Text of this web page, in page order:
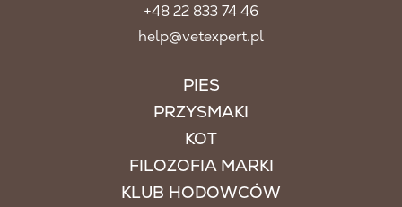
+48 22 833 74 46
help@vetexpert.pl
PIES
PRZYSMAKI
KOT
FILOZOFIA MARKI
KLUB HODOWCÓW